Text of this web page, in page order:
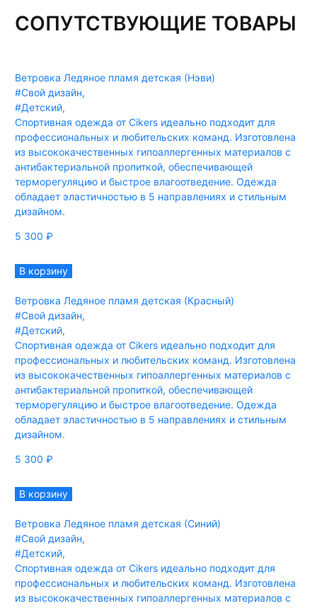
СОПУТСТВУЮЩИЕ ТОВАРЫ
Ветровка Ледяное пламя детская (Нэви)
#Свой дизайн,
#Детский,
Спортивная одежда от Cikers идеально подходит для
профессиональных и любительских команд. Изготовлена
из высококачественных гипоаллергенных материалов с
антибактериальной пропиткой, обеспечивающей
терморегуляцию и быстрое влагоотведение. Одежда
обладает эластичностью в 5 направлениях и стильным
дизайном.
5 300 ₽
В корзину
Ветровка Ледяное пламя детская (Красный)
#Свой дизайн,
#Детский,
Спортивная одежда от Cikers идеально подходит для
профессиональных и любительских команд. Изготовлена
из высококачественных гипоаллергенных материалов с
антибактериальной пропиткой, обеспечивающей
терморегуляцию и быстрое влагоотведение. Одежда
обладает эластичностью в 5 направлениях и стильным
дизайном.
5 300 ₽
В корзину
Ветровка Ледяное пламя детская (Синий)
#Свой дизайн,
#Детский,
Спортивная одежда от Cikers идеально подходит для
профессиональных и любительских команд. Изготовлена
из высококачественных гипоаллергенных материалов с